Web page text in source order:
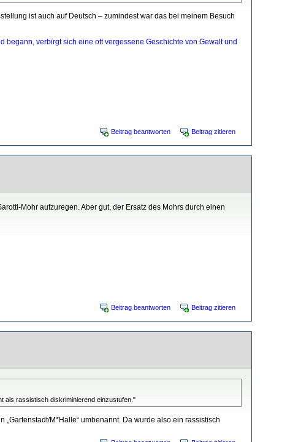
ist auch auf Deutsch – zumindest war das bei meinem Besuch
verbirgt sich eine oft vergessene Geschichte von Gewalt und
Beitrag beantworten Beitrag zitieren
Mohr aufzuregen. Aber gut, der Ersatz des Mohrs durch einen
Beitrag beantworten Beitrag zitieren
als rassistisch diskriminierend einzustufen."
M*Halle“ umbenannt. Da wurde also ein rassistisch